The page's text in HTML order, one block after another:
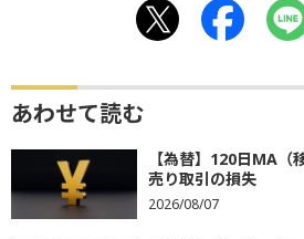
あわせて読む
【為替】120日MA（
売り取引の損失
2026/08/07